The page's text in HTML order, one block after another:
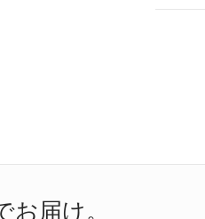
届け。